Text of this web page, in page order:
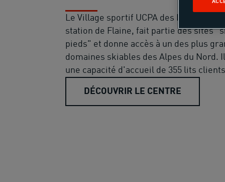
Le Village sportif UCPA des Lindars,
station de Flaine, fait partie des sites
pieds" et donne accès à un des plus
domaines skiables des Alpes du Nord.
une capacité d'accueil de 355 lits
DÉCOUVRIR LE CENTRE